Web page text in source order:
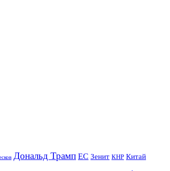
Дональд Трамп ЕС Зенит КНР Китай